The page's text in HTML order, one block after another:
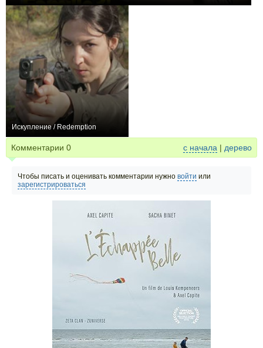
Искупление / Redemption
Комментарии 0 с начала | дерево
Чтобы писать и оценивать комментарии нужно войти или
зарегистрироваться